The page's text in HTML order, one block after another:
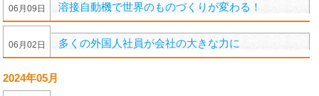
06 月 09 日 溶接自動機で世界のものづくりが変わる！
06 月 02 日 多くの外国人社員が会社の大きな力に
2024年05月